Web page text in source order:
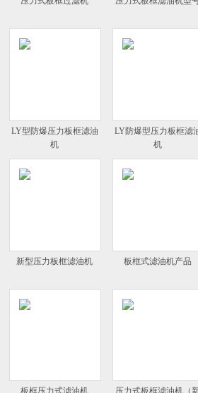
LY型防爆压力板框滤油
机
LY防爆型压力板框滤
机
新型压力板框滤油机 板框式滤油机产品